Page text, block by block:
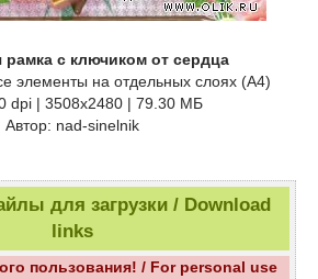
рамка с ключиком от сердца
элементы на отдельных слоях (А4)
dpi | 3508х2480 | 79.30 МБ
Автор: nad-sinelnik
для загрузки / Download
links
пользования! / For personal use